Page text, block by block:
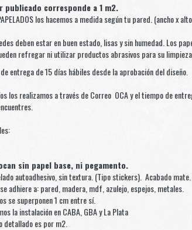
publicado corresponde a 1 m2.
los hacemos a medida según tu pared. (ancho x
deben estar en buen estado, lisas y sin humedad. Los
refregar ni utilizar productos abrasivos para su limpieza.
entrega de 15 días hábiles desde la aprobación del diseño.
los realizamos a través de Correo OCA y el tiempo de
sin papel base, ni pegamento.
autoadhesivo, sin textura. (Tipo stickers). Acabado mate.
adhiere a: pared, madera, mdf, azulejo, espejos, metales.
se superponen 1 cm entre sí.
la instalación en CABA, GBA y La Plata
detallado es por m2.